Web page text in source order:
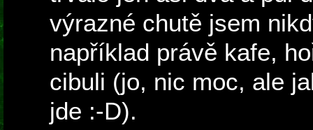
výrazné chutě jsem
například právě kafe,
cibuli (jo, nic moc, ale
jde :-D).